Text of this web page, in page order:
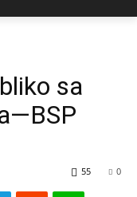
sa
0
55